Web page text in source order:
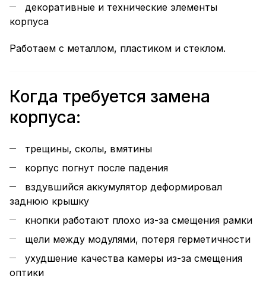
декоративные и технические элементы
корпуса
Работаем с металлом, пластиком и стеклом.
Когда требуется замена
корпуса:
трещины, сколы, вмятины
корпус погнут после падения
вздувшийся аккумулятор деформировал
заднюю крышку
кнопки работают плохо из-за смещения рамки
щели между модулями, потеря герметичности
ухудшение качества камеры из-за смещения
оптики